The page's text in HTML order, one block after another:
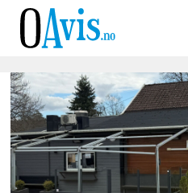
Emne: